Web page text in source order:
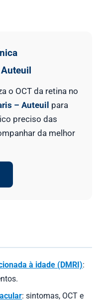
o OCT da retina no
– Auteuil para
preciso das
da melhor
à idade (DMRI):
: sintomas, OCT e